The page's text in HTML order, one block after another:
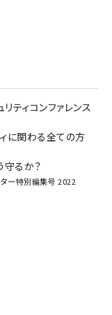
ティコンファレンス
に関わる全ての方
るか？
ー特別編集号 2022